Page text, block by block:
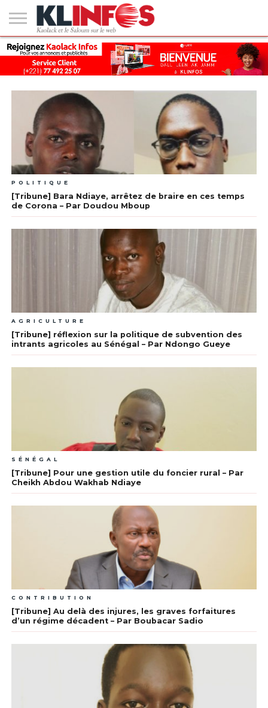
#2
(PAS
DE
TITRE)
KAOLACK
POLITIQUE
ECONOMIE
SOCIÉTÉ
CULTURE
PEOPLE
SPORT
SANTÉ
AFRIQUE
INTERNATIONAL
EMPLOI &
FORMATION
POLITIQUE
[Tribune] Bara Ndiaye, arrêtez de braire en ces temps
de Corona – Par Doudou Mboup
AGRICULTURE
[Tribune] réflexion sur la politique de subvention des
intrants agricoles au Sénégal – Par Ndongo Gueye
SÉNÉGAL
[Tribune] Pour une gestion utile du foncier rural – Par
Cheikh Abdou Wakhab Ndiaye
CONTRIBUTION
[Tribune] Au delà des injures, les graves forfaitures
d’un régime décadent – Par Boubacar Sadio